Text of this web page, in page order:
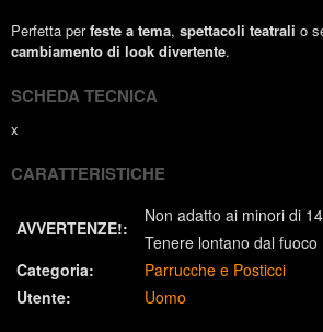
Perfetta perfeste a tema, spettacoli teatrali o
cambiamento di look divertente.
SCHEDA TECNICA
x
CARATTERISTICHE
AVVERTENZE!:
Non adatto ai minori di
Tenere lontano dal fuoco
Categoria:
Parrucche e Posticci
Utente:
Uomo